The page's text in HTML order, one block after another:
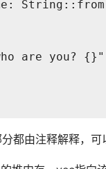
are you?
都由注释解释，